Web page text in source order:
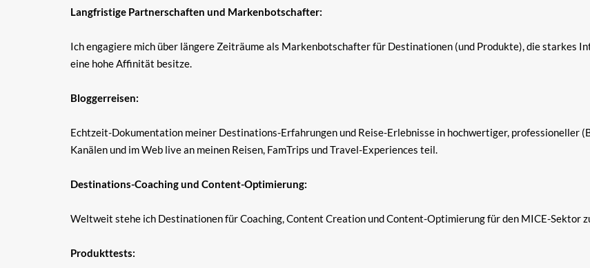
Langfristige Partnerschaften und Markenbotschafter:
Ich engagiere mich über längere Zeiträume als Markenbotschafter für Destinationen (und Produkte), die starkes
eine hohe Affinität besitze.
Bloggerreisen:
Echtzeit-Dokumentation meiner Destinations-Erfahrungen und Reise-Erlebnisse in hochwertiger, professioneller
Kanälen und im Web live an meinen Reisen, FamTrips und Travel-Experiences teil.
Destinations-Coaching und Content-Optimierung:
Weltweit stehe ich Destinationen für Coaching, Content Creation und Content-Optimierung für den MICE-Sektor
Produkttests: